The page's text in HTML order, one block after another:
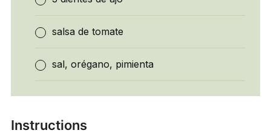
salsa de tomate
sal, orégano, pimienta
Instructions